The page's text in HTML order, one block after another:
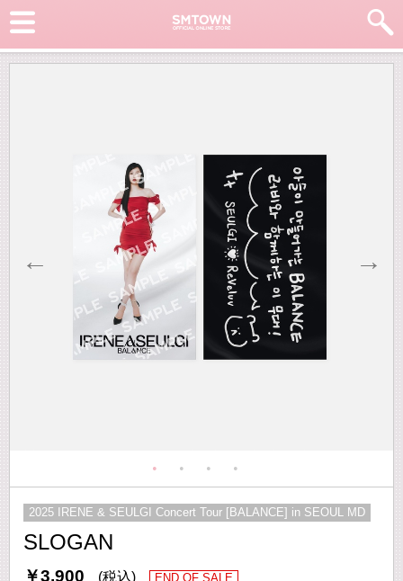
SLOGAN
￥3,900 (税込) END OF SALE
2025 IRENE & SEULGI Concert Tour [BALANCE] in SEOUL MD